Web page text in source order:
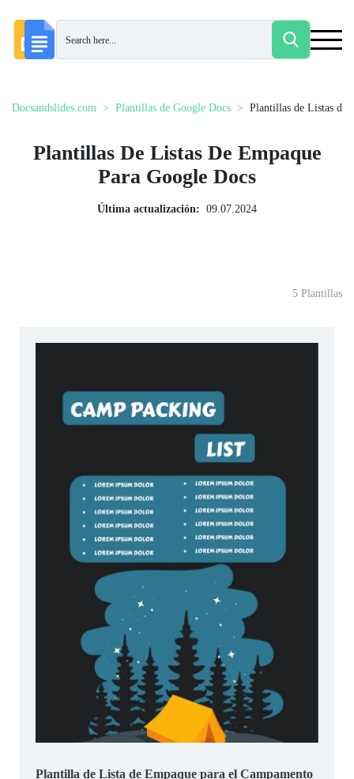
Docsandslides.com Plantillas de Google Docs Plantillas de Listas de
Plantillas De Listas De Empaque
Para Google Docs
Última actualización: 09.07.2024
5 Plantillas
Plantilla de Lista de Empaque para el Campamento